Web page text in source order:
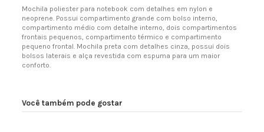
Mochila poliester para notebook com detalhes em nylon e
neoprene. Possui compartimento grande com bolso interno,
compartimento médio com detalhe interno, dois compartimentos
frontais pequenos, compartimento térmico e compartimento
pequeno frontal. Mochila preta com detalhes cinza, possui dois
bolsos laterais e alça revestida com espuma para um maior
conforto.
Você também pode gostar